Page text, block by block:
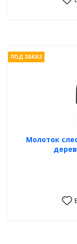
Молоток
ПОД ЗАКАЗ